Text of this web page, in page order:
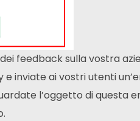
feedback sulla vostra
e inviate ai vostri utenti
l’oggetto di questa